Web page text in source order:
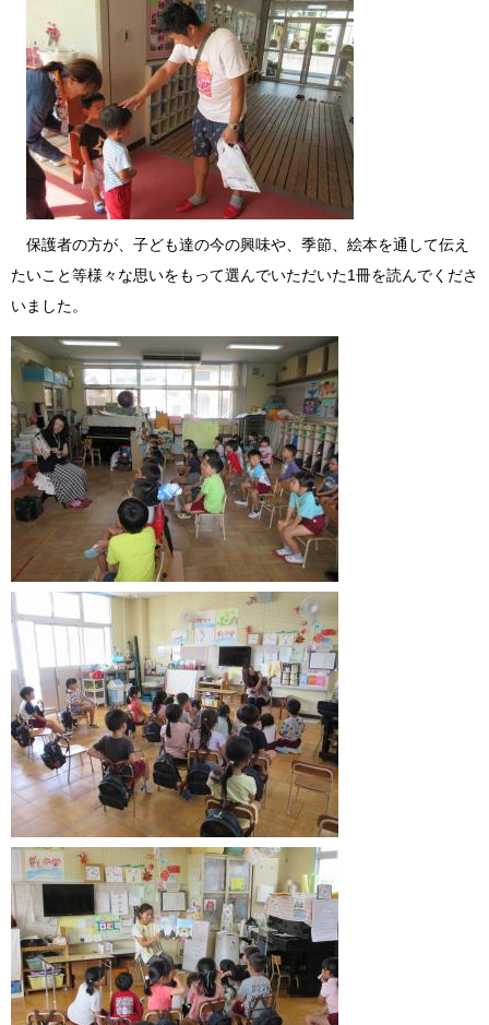
保護者の方が、子ども達の今の興味や、季節、絵本を通して伝え
たいこと等様々な思いをもって選んでいただいた1冊を読んでくださ
いました。